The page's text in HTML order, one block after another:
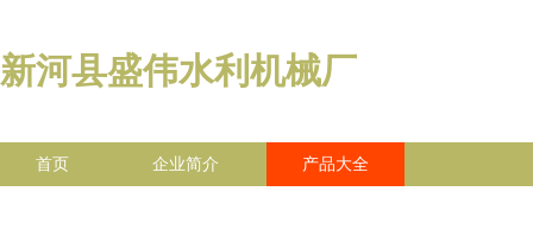
新河县盛伟水利机械厂
首页 企业简介 产品大全